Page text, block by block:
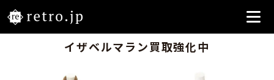
イザベルマラン買取強化中